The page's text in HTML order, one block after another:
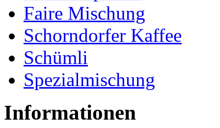
Faire Mischung
Schorndorfer Kaffee
Schümli
Spezialmischung
Informationen